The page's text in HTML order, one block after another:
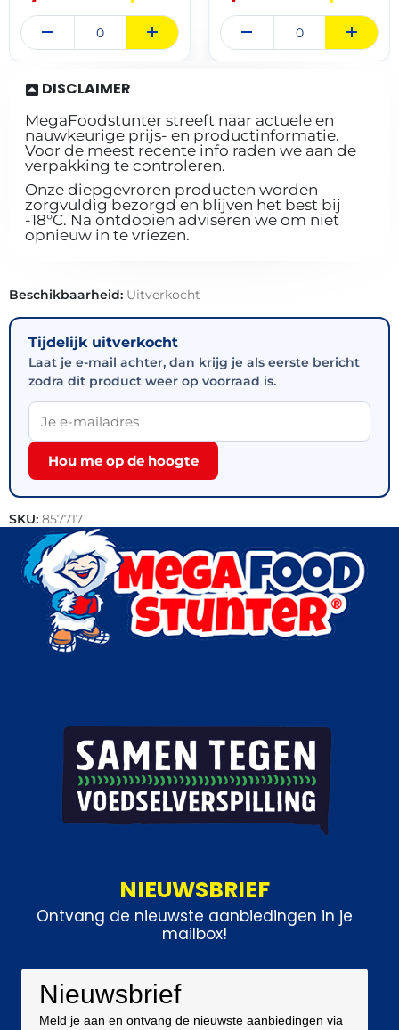
DISCLAIMER
MegaFoodstunter streeft naar actuele en
nauwkeurige prijs- en productinformatie.
Voor de meest recente info raden we aan de
verpakking te controleren.
Onze diepgevroren producten worden
zorgvuldig bezorgd en blijven het best bij
-18°C. Na ontdooien adviseren we om niet
opnieuw in te vriezen.
Beschikbaarheid: Uitverkocht
Tijdelijk uitverkocht
Laat je e-mail achter, dan krijg je als eerste bericht
zodra dit product weer op voorraad is.
Hou me op de hoogte
SKU: 857717
Categorie: Outlet
NIEUWSBRIEF
Ontvang de nieuwste aanbiedingen in je
mailbox!
Nieuwsbrief
Meld je aan en ontvang de nieuwste aanbiedingen via